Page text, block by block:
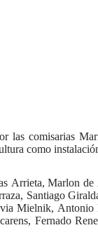
las comisarias
como
Arrieta, Marlon de
Santiago
Mielnik, Antonio
Fernado